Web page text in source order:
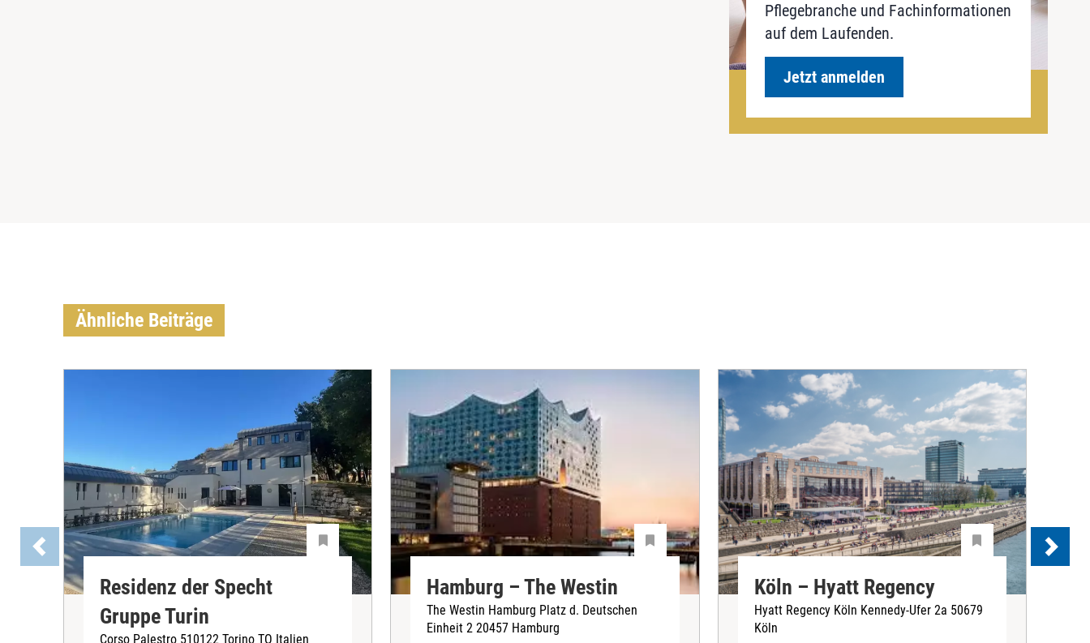
Pflegebranche und Fachinformationen
auf dem Laufenden.
Jetzt anmelden
Ähnliche Beiträge
Residenz der Specht
Gruppe Turin
Corso Palestro 510122 Torino TO Italien
Hamburg – The Westin
The Westin Hamburg Platz d. Deutschen
Einheit 2 20457 Hamburg
Köln – Hyatt Regency
Hyatt Regency Köln Kennedy-Ufer 2a 50679
Köln